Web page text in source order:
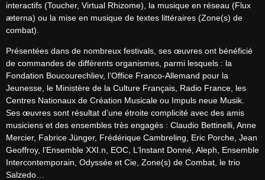
interactifs (Toucher, Virtual Rhizome), la musique en réseau (Flux
æterna) ou la mise en musique de textes littéraires (Zone(s) de
combat).
Présentées dans de nombreux festivals, ses œuvres ont bénéficié
de commandes de différents organismes, parmi lesquels : la
Fondation Boucourechliev, l’Office Franco-Allemand pour la
Jeunesse, le Ministère de la Culture Français, Radio France, les
Centres Nationaux de Création Musicale ou Impuls neue Musik.
Ses œuvres sont résultat d’une étroite complicité avec des amis
musiciens et des ensembles très engagés : Claudio Bettinelli, Anne
Mercier, Fabrice Jünger, Frédérique Cambreling, Eric Porche, Jean
Geoffroy, l’Ensemble XXI.n, EOC, L’Instant Donné, Aleph, Ensemble
Intercontemporain, Odyssée et Cie, Zone(s) de Combat, le trio
Salzedo…